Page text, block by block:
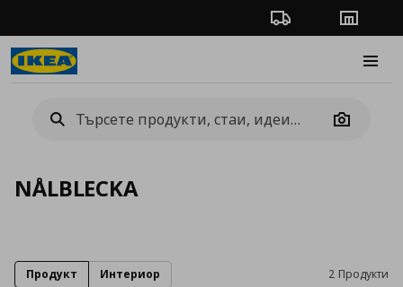
Проследяване на
Camera
NÅLBLECKA
2 Продукти
Продукт Интериор